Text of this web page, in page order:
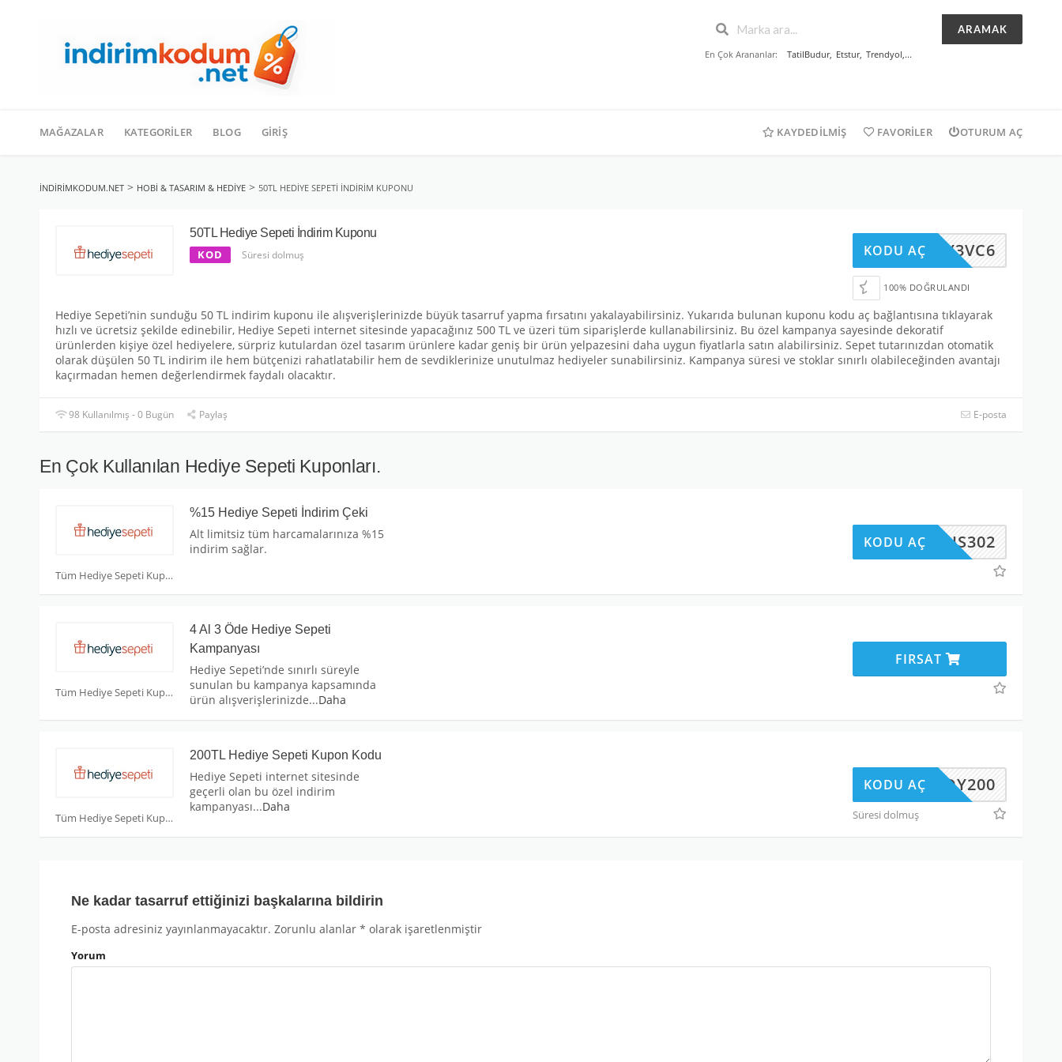
ARAMAK
En Çok Arananlar: TatilBudur, Etstur, Trendyol,...
geç
MAĞAZALAR KATEGORILER BLOG GIRIŞ KAYDEDILMIŞ FAVORILER OTURUM AÇ
INDIRIMKODUM.NET > HOBI & TASARIM & HEDIYE > 50TL HEDIYE SEPETI İNDIRIM KUPONU
50TL Hediye Sepeti İndirim Kuponu
KOD Süresi dolmuş HDY3VC6
KODU AÇ
100% DOĞRULANDI
Hediye Sepeti’nin sunduğu 50 TL indirim kuponu ile alışverişlerinizde büyük tasarruf yapma fırsatını yakalayabilirsiniz. Yukarıda bulunan kuponu kodu aç bağlantısına tıklayarak
hızlı ve ücretsiz şekilde edinebilir, Hediye Sepeti internet sitesinde yapacağınız 500 TL ve üzeri tüm siparişlerde kullanabilirsiniz. Bu özel kampanya sayesinde dekoratif
ürünlerden kişiye özel hediyelere, sürpriz kutulardan özel tasarım ürünlere kadar geniş bir ürün yelpazesini daha uygun fiyatlarla satın alabilirsiniz. Sepet tutarınızdan otomatik
olarak düşülen 50 TL indirim ile hem bütçenizi rahatlatabilir hem de sevdiklerinize unutulmaz hediyeler sunabilirsiniz. Kampanya süresi ve stoklar sınırlı olabileceğinden avantajı
kaçırmadan hemen değerlendirmek faydalı olacaktır.
98 Kullanılmış - 0 Bugün Paylaş E-posta
En Çok Kullanılan Hediye Sepeti Kuponları.
Tüm Hediye Sepeti Kuponları
%15 Hediye Sepeti İndirim Çeki
Alt limitsiz tüm harcamalarınıza %15
indirim sağlar.
HS302
KODU AÇ
Tüm Hediye Sepeti Kuponları
4 Al 3 Öde Hediye Sepeti
Kampanyası
Hediye Sepeti’nde sınırlı süreyle
sunulan bu kampanya kapsamında
ürün alışverişlerinizde...Daha
FIRSAT
Tüm Hediye Sepeti Kuponları
200TL Hediye Sepeti Kupon Kodu
Hediye Sepeti internet sitesinde
geçerli olan bu özel indirim
kampanyası...Daha
14HDY200
KODU AÇ
Süresi dolmuş
Ne kadar tasarruf ettiğinizi başkalarına bildirin
E-posta adresiniz yayınlanmayacaktır. Zorunlu alanlar * olarak işaretlenmiştir
Yorum